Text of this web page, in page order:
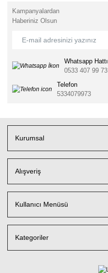
Kampanyalardan
Haberiniz Olsun
Whatsapp Hattı
0533 407 99 73
Telefon
5334079973
Kurumsal
Alışveriş
Kullanıcı Menüsü
Kategoriler